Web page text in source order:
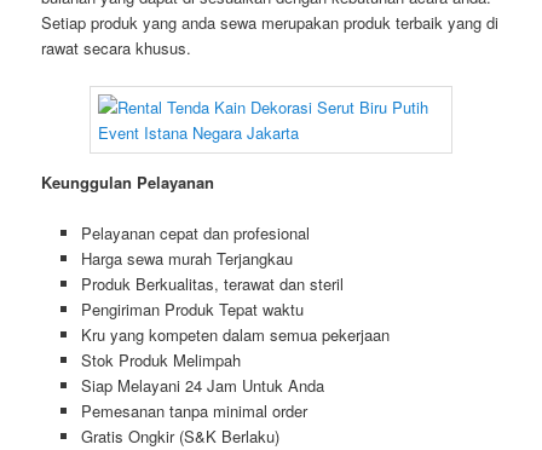
Setiap produk yang anda sewa merupakan produk terbaik yang di
rawat secara khusus.
Keunggulan Pelayanan
Pelayanan cepat dan profesional
Harga sewa murah Terjangkau
Produk Berkualitas, terawat dan steril
Pengiriman Produk Tepat waktu
Kru yang kompeten dalam semua pekerjaan
Stok Produk Melimpah
Siap Melayani 24 Jam Untuk Anda
Pemesanan tanpa minimal order
Gratis Ongkir (S&K Berlaku)